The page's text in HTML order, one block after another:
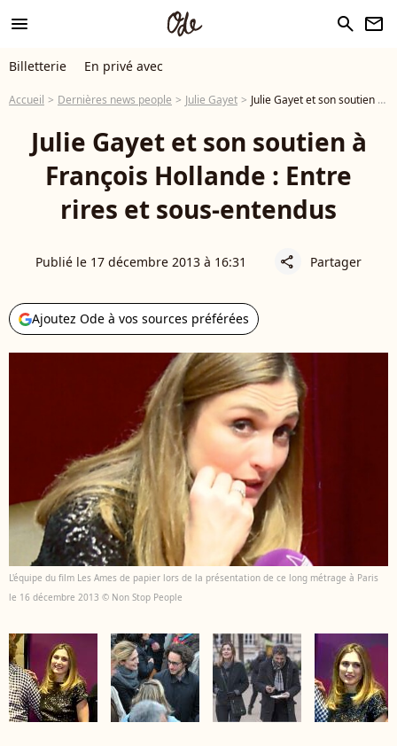
menu search newsletter
Billetterie En privé avec
Accueil Dernières news people Julie Gayet Julie Gayet et son soutien à François Hollande : Entre rires et sous-entendus
Julie Gayet et son soutien à
François Hollande : Entre
rires et sous-entendus
Publié le 17 décembre 2013 à 16:31 share Partager
Ajoutez Ode à vos sources préférées
L'équipe du film Les Ames de papier lors de la présentation de ce long métrage à Paris
le 16 décembre 2013 © Non Stop People